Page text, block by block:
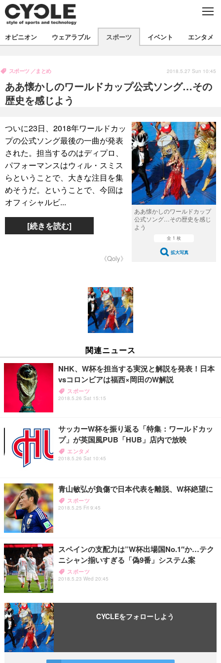
C
E
製品/用品
衣類
飲食
バックナンバー
コラム
インプレ
ボイス
デバイス
ビジネス
国内
スポーツ
選手
写真
動画
試乗会
スポーツ
ツアー
文化
エンタメ
芸能
出版／映画
話題
ファッション
デザイン
写真
動画
ライフ
社会
政治
ハウツー
オピニオン ウェアラブル スポーツ イベント エンタメ
ああ懐かしのワールドカップ公式ソング…その
歴史を感じよう
スポーツ まとめ 2018.5.27 Sun 10:45
ああ懐かしのワールドカップ
公式ソング…その歴史を感じ
よう
全 1 枚
拡大写真
ついに23日、2018年ワールドカッ
プの公式ソング最後の一曲が発表
された。担当するのはディプロ、
パフォーマンスはウィル・スミス
らということで、大きな注目を集
めそうだ。ということで、今回は
オフィシャルビ...
[続きを読む]
《Qoly》
関連ニュース
NHK、W杯を担当する実況と解説を発表！日本
vsコロンビアは福西×岡田のW解説
スポーツ
2018.5.26 Sat 15:15
サッカーW杯を振り返る「特集：ワールドカッ
プ」が英国風PUB「HUB」店内で放映
エンタメ
2018.5.26 Sat 10:45
青山敏弘が負傷で日本代表を離脱、W杯絶望に
スポーツ
2018.5.25 Fri 9:45
スペインの支配力は”W杯出場国No.1″か…テク
ニシャン揃いすぎる「偽9番」システム案
スポーツ
2018.5.23 Wed 20:45
CYCLEをフォローしよう